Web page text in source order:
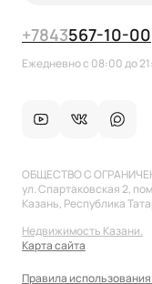
+7843567-10-00
Ежедневно с 08:00 до
ОБЩЕСТВО С
ул. Спартаковская 2,
Казань, Республика
Недвижимость Казани.
Карта сайта
Правила